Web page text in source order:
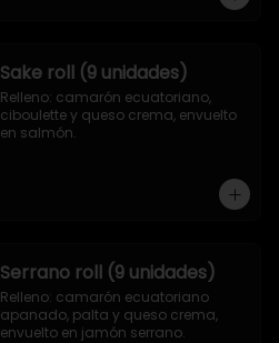
Sake roll (9 unidades)
Relleno: camarón ecuatoriano,
ciboulette y queso crema, envuelto
en salmón.
Serrano roll (9 unidades)
Relleno: camarón ecuatoriano
apanado, palta y queso crema,
envuelto en jamón serrano.